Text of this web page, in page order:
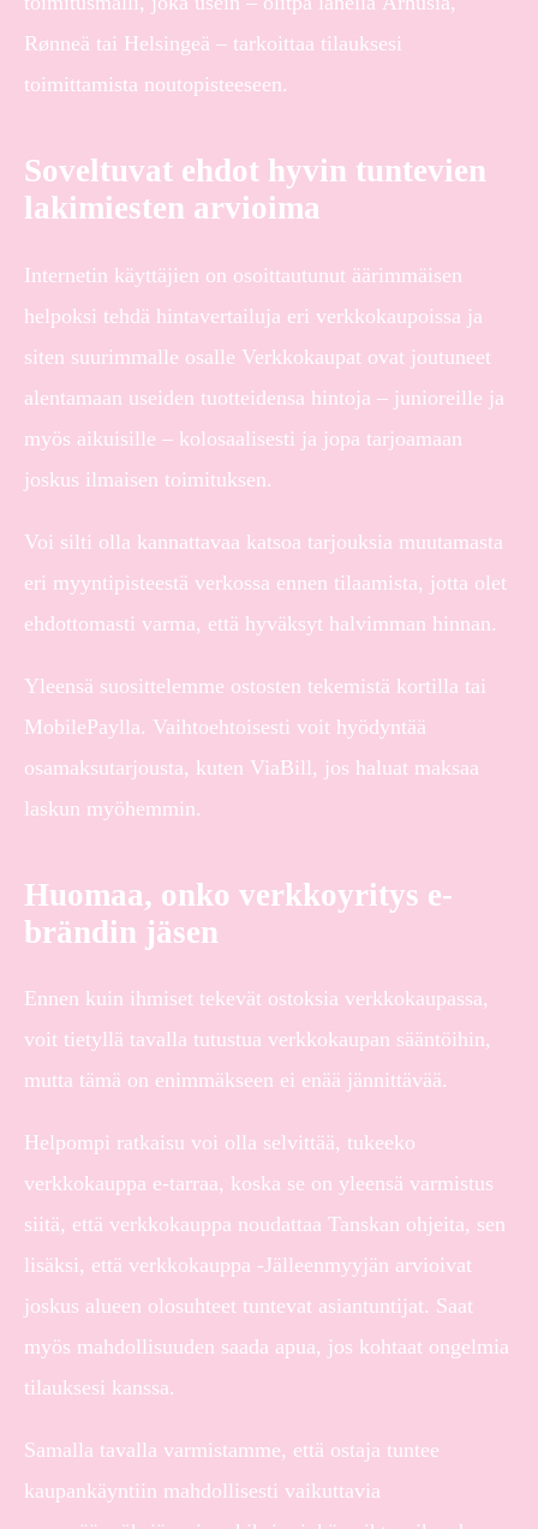
Rønneä tai Helsingeä – tarkoittaa tilauksesi
toimittamista noutopisteeseen.
Soveltuvat ehdot hyvin tuntevien
lakimiesten arvioima
Internetin käyttäjien on osoittautunut äärimmäisen
helpoksi tehdä hintavertailuja eri verkkokaupoissa ja
siten suurimmalle osalle Verkkokaupat ovat joutuneet
alentamaan useiden tuotteidensa hintoja – junioreille ja
myös aikuisille – kolosaalisesti ja jopa tarjoamaan
joskus ilmaisen toimituksen.
Voi silti olla kannattavaa katsoa tarjouksia muutamasta
eri myyntipisteestä verkossa ennen tilaamista, jotta olet
ehdottomasti varma, että hyväksyt halvimman hinnan.
Yleensä suosittelemme ostosten tekemistä kortilla tai
MobilePaylla. Vaihtoehtoisesti voit hyödyntää
osamaksutarjousta, kuten ViaBill, jos haluat maksaa
laskun myöhemmin.
Huomaa, onko verkkoyritys e-
brändin jäsen
Ennen kuin ihmiset tekevät ostoksia verkkokaupassa,
voit tietyllä tavalla tutustua verkkokaupan sääntöihin,
mutta tämä on enimmäkseen ei enää jännittävää.
Helpompi ratkaisu voi olla selvittää, tukeeko
verkkokauppa e-tarraa, koska se on yleensä varmistus
siitä, että verkkokauppa noudattaa Tanskan ohjeita, sen
lisäksi, että verkkokauppa -Jälleenmyyjän arvioivat
joskus alueen olosuhteet tuntevat asiantuntijat. Saat
myös mahdollisuuden saada apua, jos kohtaat ongelmia
tilauksesi kanssa.
Samalla tavalla varmistamme, että ostaja tuntee
kaupankäyntiin mahdollisesti vaikuttavia